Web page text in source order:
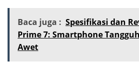
Baca juga : Spesifikasi dan
Prime 7: Smartphone
Awet